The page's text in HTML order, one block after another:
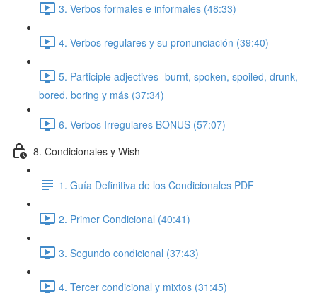
3. Verbos formales e informales (48:33)
4. Verbos regulares y su pronunciación (39:40)
5. Participle adjectives- burnt, spoken, spoiled, drunk,
bored, boring y más (37:34)
6. Verbos Irregulares BONUS (57:07)
8. Condicionales y Wish
1. Guía Definitiva de los Condicionales PDF
2. Primer Condicional (40:41)
3. Segundo condicional (37:43)
4. Tercer condicional y mixtos (31:45)